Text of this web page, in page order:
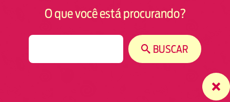
O que você está procurando?
BUSCAR